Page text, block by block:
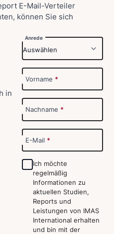
E-Mail-Verteiler
können Sie sich
in
Anrede
Vorname *
Nachname *
E-Mail *
Ich möchte
regelmäßig
Informationen zu
aktuellen Studien,
Reports und
Leistungen von IMAS
International erhalten
und bin mit der